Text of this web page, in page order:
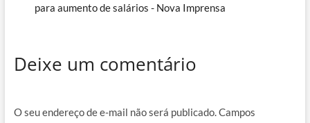
para aumento de salários - Nova Imprensa
Deixe um comentário
O seu endereço de e-mail não será publicado. Campos